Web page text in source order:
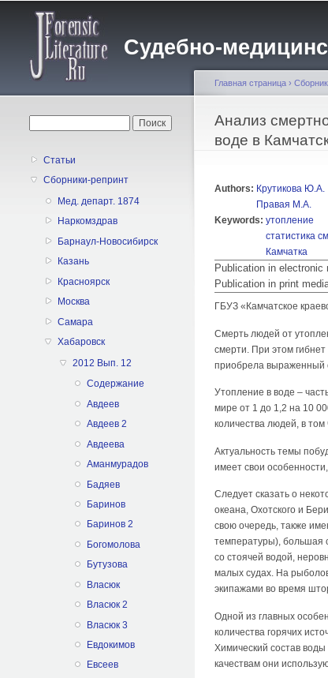
Судебно-
Статьи
Сборники-репринт
Мед. департ. 1874
Наркомздрав
Барнаул-Новосибирск
Казань
Красноярск
Москва
Самара
Хабаровск
2012 Вып. 12
Содержание
Авдеев
Авдеев 2
Авдеева
Аманмурадов
Бадяев
Баринов
Баринов 2
Богомолова
Бутузова
Власюк
Власюк 2
Власюк 3
Евдокимов
Евсеев
Вы здесь
Главная страница ›
Анализ
воде в
Authors: Крутикова Ю.А.
Правая М.А.
Keywords: утопление
статистика
Камчатка
Publication in electronic
Publication in print
ГБУЗ «Камчатское
Смерть людей от
смерти. При этом
приобрела выраженный
Утопление в воде –
мире от 1 до 1,2 на 10
количества людей, в том
Актуальность темы
имеет свои
Следует сказать о
океана, Охотского и
свою очередь, также
температуры), большая
со стоячей водой,
малых судах. На
экипажами во время
Одной из главных
количества горячих
Химический состав
качествам они